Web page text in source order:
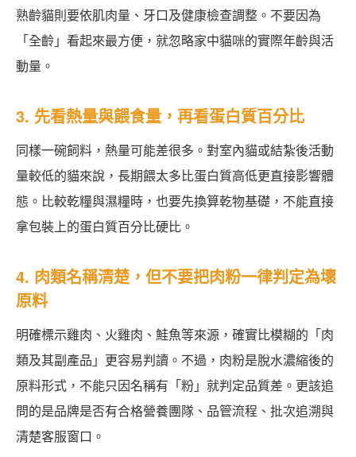
熟齡貓則要依肌肉量、牙口及健康檢查調整。不要因為
「全齡」看起來最方便，就忽略家中貓咪的實際年齡與活
動量。
3. 先看熱量與餵食量，再看蛋白質百分比
同樣一碗飼料，熱量可能差很多。對室內貓或結紮後活動
量較低的貓來說，長期餵太多比蛋白質高低更直接影響體
態。比較乾糧與濕糧時，也要先換算乾物基礎，不能直接
拿包裝上的蛋白質百分比硬比。
4. 肉類名稱清楚，但不要把肉粉一律判定為壞
原料
明確標示雞肉、火雞肉、鮭魚等來源，確實比模糊的「肉
類及其副產品」更容易判讀。不過，肉粉是脫水濃縮後的
原料形式，不能只因名稱有「粉」就判定品質差。更該追
問的是品牌是否有合格營養團隊、品管流程、批次追溯與
清楚客服窗口。